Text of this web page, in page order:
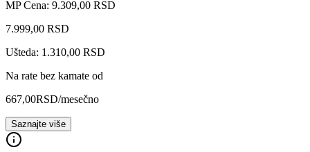
MP Cena: 9.309,00 RSD
7.999,00 RSD
Ušteda: 1.310,00 RSD
Na rate bez kamate od
667,00RSD/mesečno
Saznajte više